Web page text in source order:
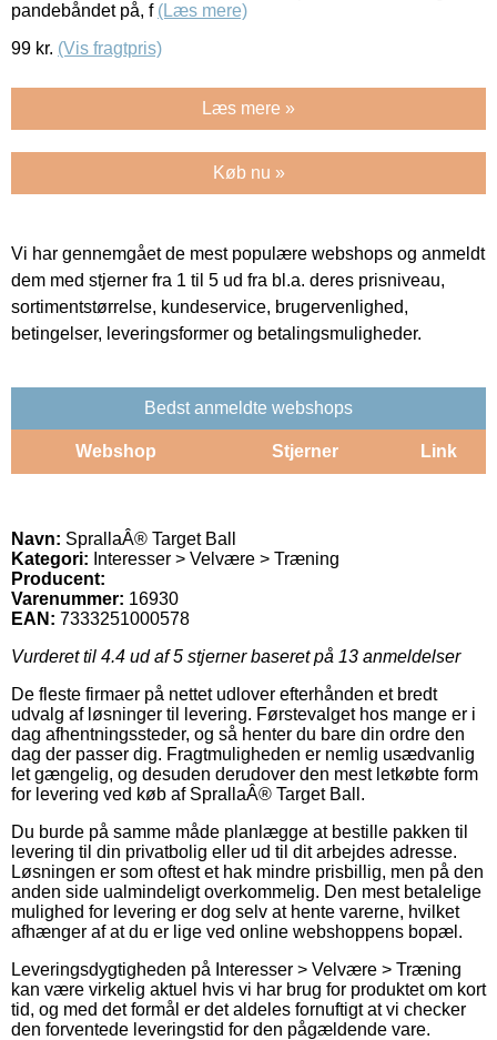
pandebåndet på, f (Læs mere)
99 kr. (Vis fragtpris)
Læs mere »
Køb nu »
Vi har gennemgået de mest populære webshops og anmeldt
dem med stjerner fra 1 til 5 ud fra bl.a. deres prisniveau,
sortimentstørrelse, kundeservice, brugervenlighed,
betingelser, leveringsformer og betalingsmuligheder.
Bedst anmeldte webshops
Webshop Stjerner Link
Navn: SprallaÂ® Target Ball
Kategori: Interesser > Velvære > Træning
Producent:
Varenummer: 16930
EAN: 7333251000578
Vurderet til 4.4 ud af 5 stjerner baseret på 13 anmeldelser
De fleste firmaer på nettet udlover efterhånden et bredt
udvalg af løsninger til levering. Førstevalget hos mange er i
dag afhentningssteder, og så henter du bare din ordre den
dag der passer dig. Fragtmuligheden er nemlig usædvanlig
let gængelig, og desuden derudover den mest letkøbte form
for levering ved køb af SprallaÂ® Target Ball.
Du burde på samme måde planlægge at bestille pakken til
levering til din privatbolig eller ud til dit arbejdes adresse.
Løsningen er som oftest et hak mindre prisbillig, men på den
anden side ualmindeligt overkommelig. Den mest betalelige
mulighed for levering er dog selv at hente varerne, hvilket
afhænger af at du er lige ved online webshoppens bopæl.
Leveringsdygtigheden på Interesser > Velvære > Træning
kan være virkelig aktuel hvis vi har brug for produktet om kort
tid, og med det formål er det aldeles fornuftigt at vi checker
den forventede leveringstid for den pågældende vare.